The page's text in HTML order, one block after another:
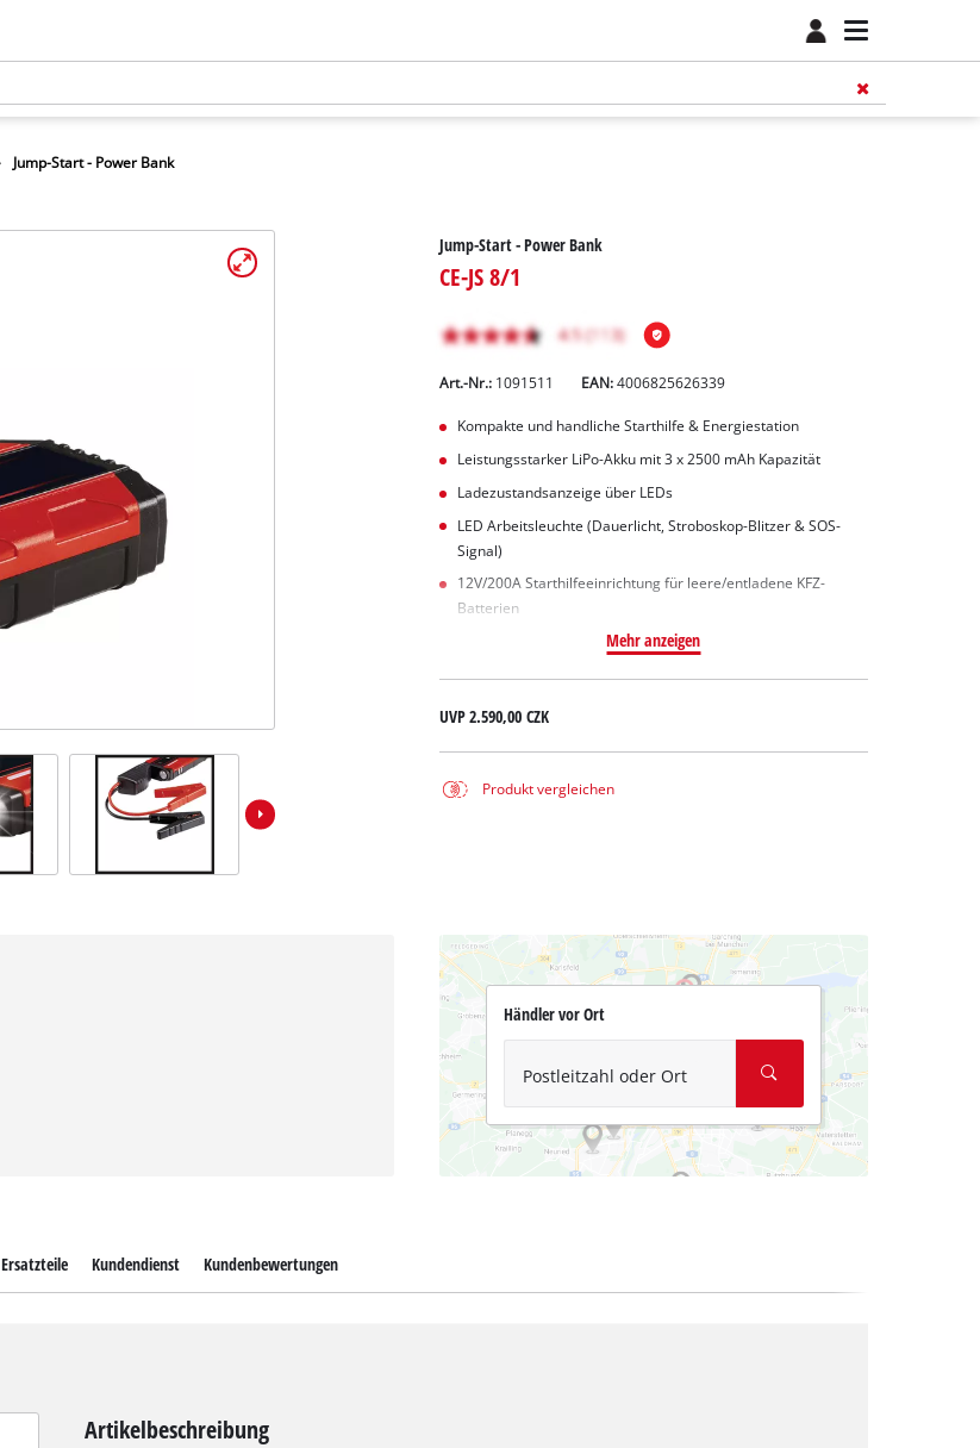
Jump-Start - Power Bank
Jump-Start - Power Bank
CE-JS 8/1
Art.-Nr.: 1091511 EAN:4006825626339
Kompakte und handliche Starthilfe & Energiestation
Leistungsstarker LiPo-Akku mit 3 x 2500 mAh Kapazität
Ladezustandsanzeige über LEDs
LED Arbeitsleuchte (Dauerlicht, Stroboskop-Blitzer & SOS-
Signal)
12V/200A Starthilfeeinrichtung für leere/entladene KFZ-
Batterien
Mehr anzeigen
UVP2.590,00 CZK
Produkt vergleichen
Händler vor Ort
Postleitzahl oder Ort
Ersatzteile Kundendienst Kundenbewertungen
Artikelbeschreibung